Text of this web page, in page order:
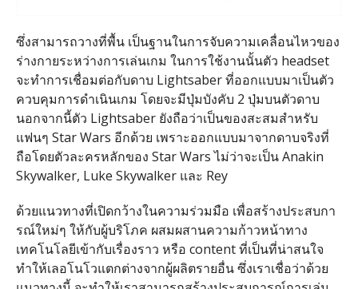
ซึ่งสามารถวางที่พื้น เป็นฐานในการจับความเคลื่อนไหวของ
ร่างกายระหว่างการเล่นเกม ในการใช้งานนั้นตัว ​headset
จะทำการเชื่อมต่อกับดาบ Lightsaber ที่ออกแบบมาเป็นตัว
ควบคุมการดำเนินเกม โดยจะมีปุ่มบังคับ 2 ปุ่มบนตัวดาบ
นอกจากนี้ตัว Lightsaber ยังถือว่าเป็นของสะสมสำหรับ
แฟนๆ Star Wars อีกด้วย เพราะออกแบบมาจากดาบจริงที่
ถือโดยตัวละครหลักของ Star Wars ไม่ว่าจะเป็น Anakin
Skywalker, Luke Skywalker และ Rey
ด้วยแนวทางที่เปิดกว้างในความร่วมมือ เพื่อสร้างประสบกา
รณ์ใหม่ๆ ให้กับผู้บริโภค ผสมผสานความก้าวหน้าทาง
เทคโนโลยีเข้ากับเรื่องราว หรือ content ที่เป็นที่น่าสนใจ
ทำให้เลอโนโวแตกต่างจากผู้ผลิตรายอื่น ซึ่งเราเชื่อว่าด้วย